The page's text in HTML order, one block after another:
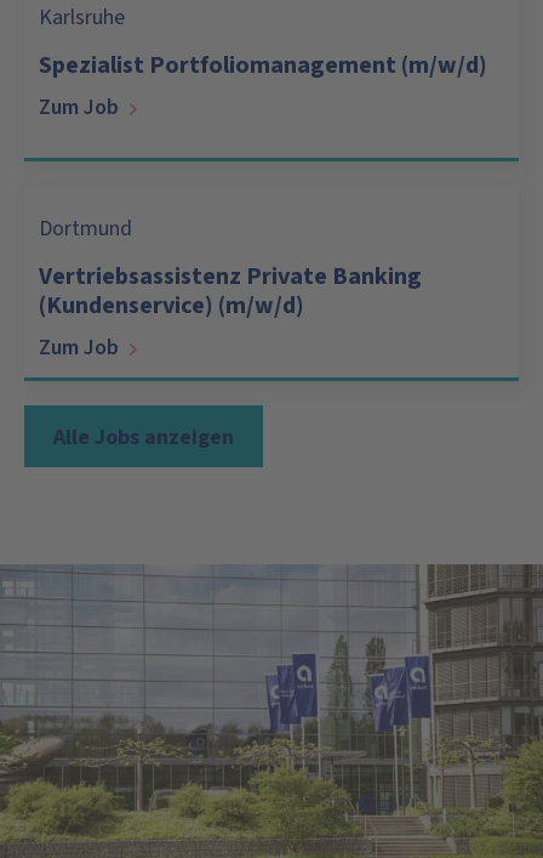
Karlsruhe
Spezialist Portfoliomanagement (m/w/d)
Zum Job
Dortmund
Vertriebsassistenz Private Banking
(Kundenservice) (m/w/d)
Zum Job
Alle Jobs anzeigen